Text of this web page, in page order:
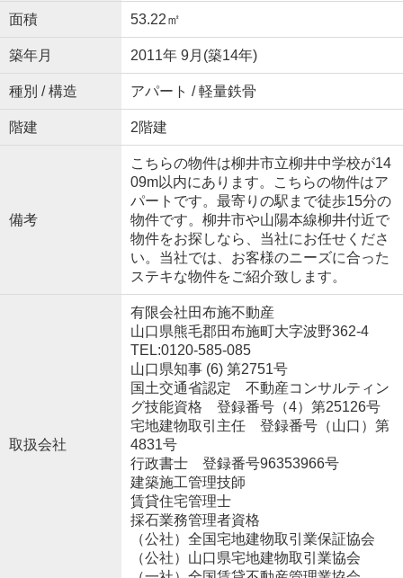
面積 53.22㎡
築年月 2011年 9月(築14年)
種別 / 構造 アパート / 軽量鉄骨
階建 2階建
備考
こちらの物件は柳井市立柳井中学校が14
09m以内にあります。こちらの物件はア
パートです。最寄りの駅まで徒歩15分の
物件です。柳井市や山陽本線柳井付近で
物件をお探しなら、当社にお任せくださ
い。当社では、お客様のニーズに合った
ステキな物件をご紹介致します。
取扱会社
有限会社田布施不動産
山口県熊毛郡田布施町大字波野362-4
TEL:0120-585-085
山口県知事 (6) 第2751号
国土交通省認定 不動産コンサルティン
グ技能資格 登録番号（4）第25126号
宅地建物取引主任 登録番号（山口）第
4831号
行政書士 登録番号96353966号
建築施工管理技師
賃貸住宅管理士
採石業務管理者資格
（公社）全国宅地建物取引業保証協会
（公社）山口県宅地建物取引業協会